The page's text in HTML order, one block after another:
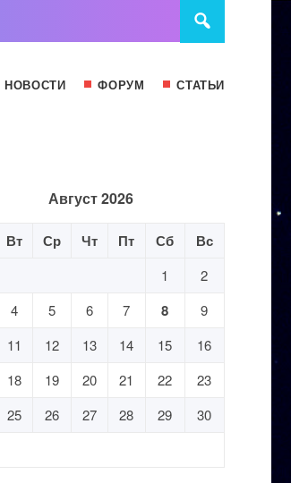
НОВОСТИ ФОРУМ СТАТЬИ
Август 2026
Вт Ср Чт Пт Сб Вс
1
2
4 5 6 7 8
9
11 12 13 14 15
16
18 19 20 21 22
23
25 26 27 28 29
30